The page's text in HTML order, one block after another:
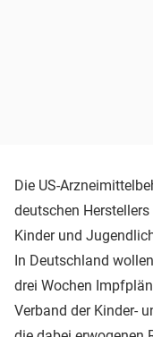
Die US-
deutschen
Kinder und
In Deutschland
drei Wochen
Verband der Kinder-